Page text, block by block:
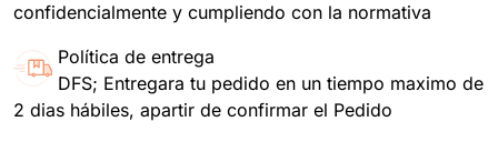
confidencialmente y cumpliendo con la normativa
Política de entrega
DFS; Entregara tu pedido en un tiempo maximo de
2 dias hábiles, apartir de confirmar el Pedido